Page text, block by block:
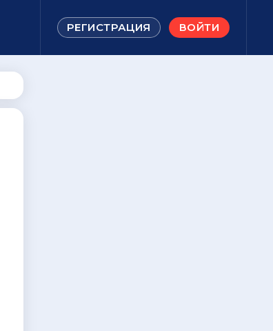
РЕГИСТРАЦИЯ ВОЙТИ